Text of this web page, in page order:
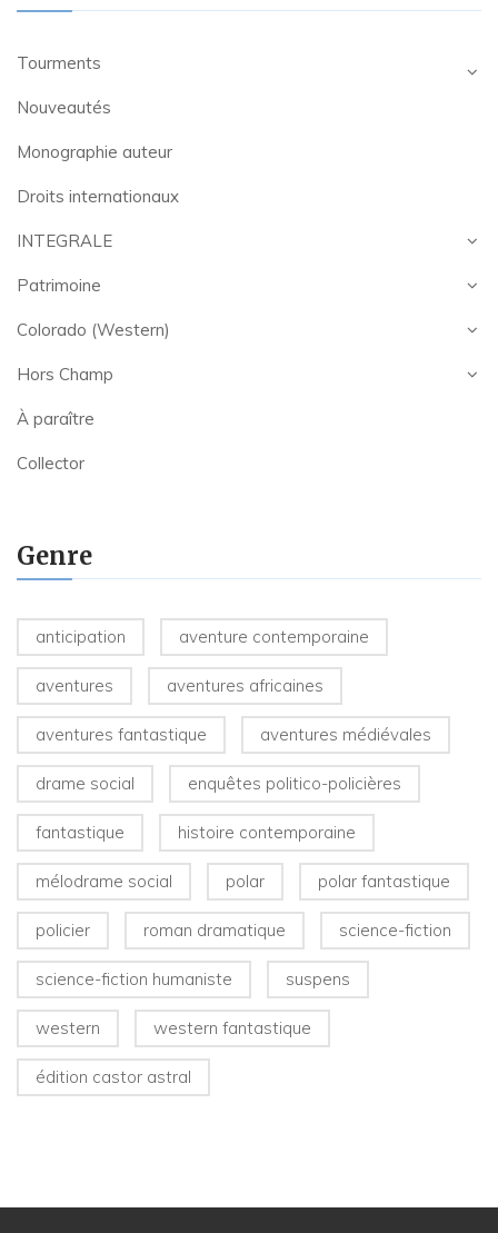
Tourments
Nouveautés
Monographie auteur
Droits internationaux
INTEGRALE
Patrimoine
Colorado (Western)
Hors Champ
À paraître
Collector
Genre
anticipation aventure contemporaine
aventures aventures africaines
aventures fantastique aventures médiévales
drame social enquêtes politico-policières
fantastique histoire contemporaine
mélodrame social polar polar fantastique
policier roman dramatique science-fiction
science-fiction humaniste suspens
western western fantastique
édition castor astral